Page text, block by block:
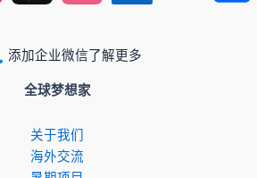
添加企业微信了解更多
全球梦想家
关于我们
​海外交流